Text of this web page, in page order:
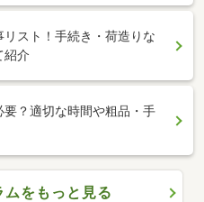
リスト！手続き・荷造りな
紹介
要？適切な時間や粗品・手
ムをもっと見る